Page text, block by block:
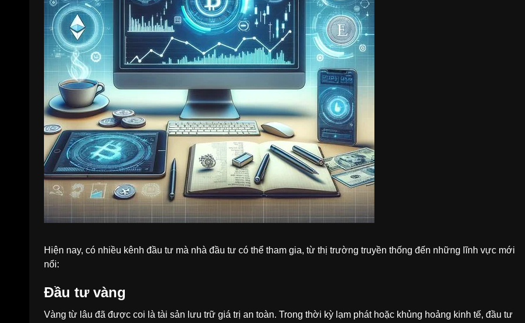
Hiện nay, có nhiều kênh đầu tư mà nhà đầu tư có thể tham gia, từ thị trường truyền thống đến những lĩnh vực mới
nổi:
Đầu tư vàng
Vàng từ lâu đã được coi là tài sản lưu trữ giá trị an toàn. Trong thời kỳ lạm phát hoặc khủng hoảng kinh tế, đầu tư